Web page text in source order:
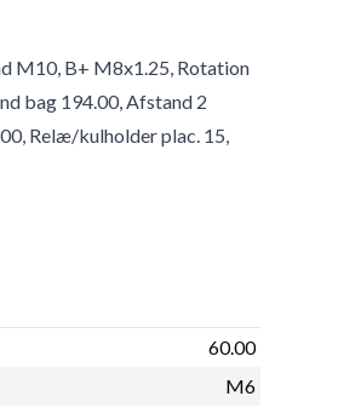
M10, B+ M8x1.25, Rotation
bag 194.00, Afstand 2
Relæ/kulholder plac. 15,
60.00
M6